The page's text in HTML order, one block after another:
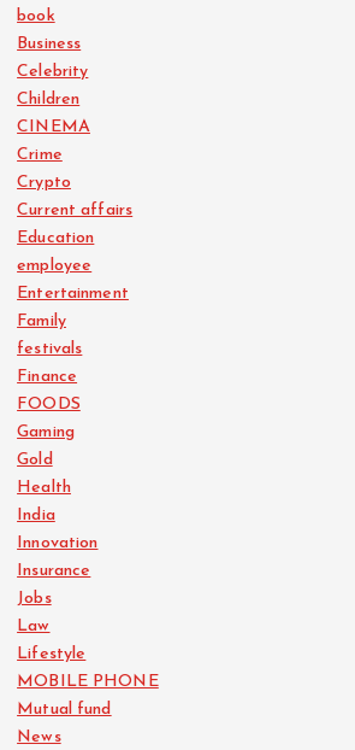
book
Business
Celebrity
Children
CINEMA
Crime
Crypto
Current affairs
Education
employee
Entertainment
Family
festivals
Finance
FOODS
Gaming
Gold
Health
India
Innovation
Insurance
Jobs
Law
Lifestyle
MOBILE PHONE
Mutual fund
News